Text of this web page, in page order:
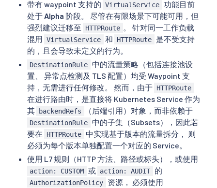
带有 waypoint 支持的 VirtualService 功能目前
处于 Alpha 阶段。 尽管在有限场景下可能可用，但
强烈建议迁移至
HTTPRoute
。 针对同一工作负载
混用 VirtualService 和 HTTPRoute
是不受支持
的，且会导致未定义的行为。
DestinationRule 中的流量策略（包括连接池设
置、 异常点检测及 TLS 配置）均受 Waypoint 支
持，无需进行任何修改。 然而，由于 HTTPRoute
在进行路由时，是直接将 Kubernetes Service 作为
其 backendRefs （后端引用）对象，而非依赖于
DestinationRule 中的子集（Subsets），因此若
要在
HTTPRoute 中实现基于版本的流量拆分， 则
必须为每个版本单独配置一个对应的 Service。
使用 L7 规则（HTTP 方法、路径或标头），或使用
action: CUSTOM 或 action: AUDIT 的
AuthorizationPolicy 资源， 必须使用